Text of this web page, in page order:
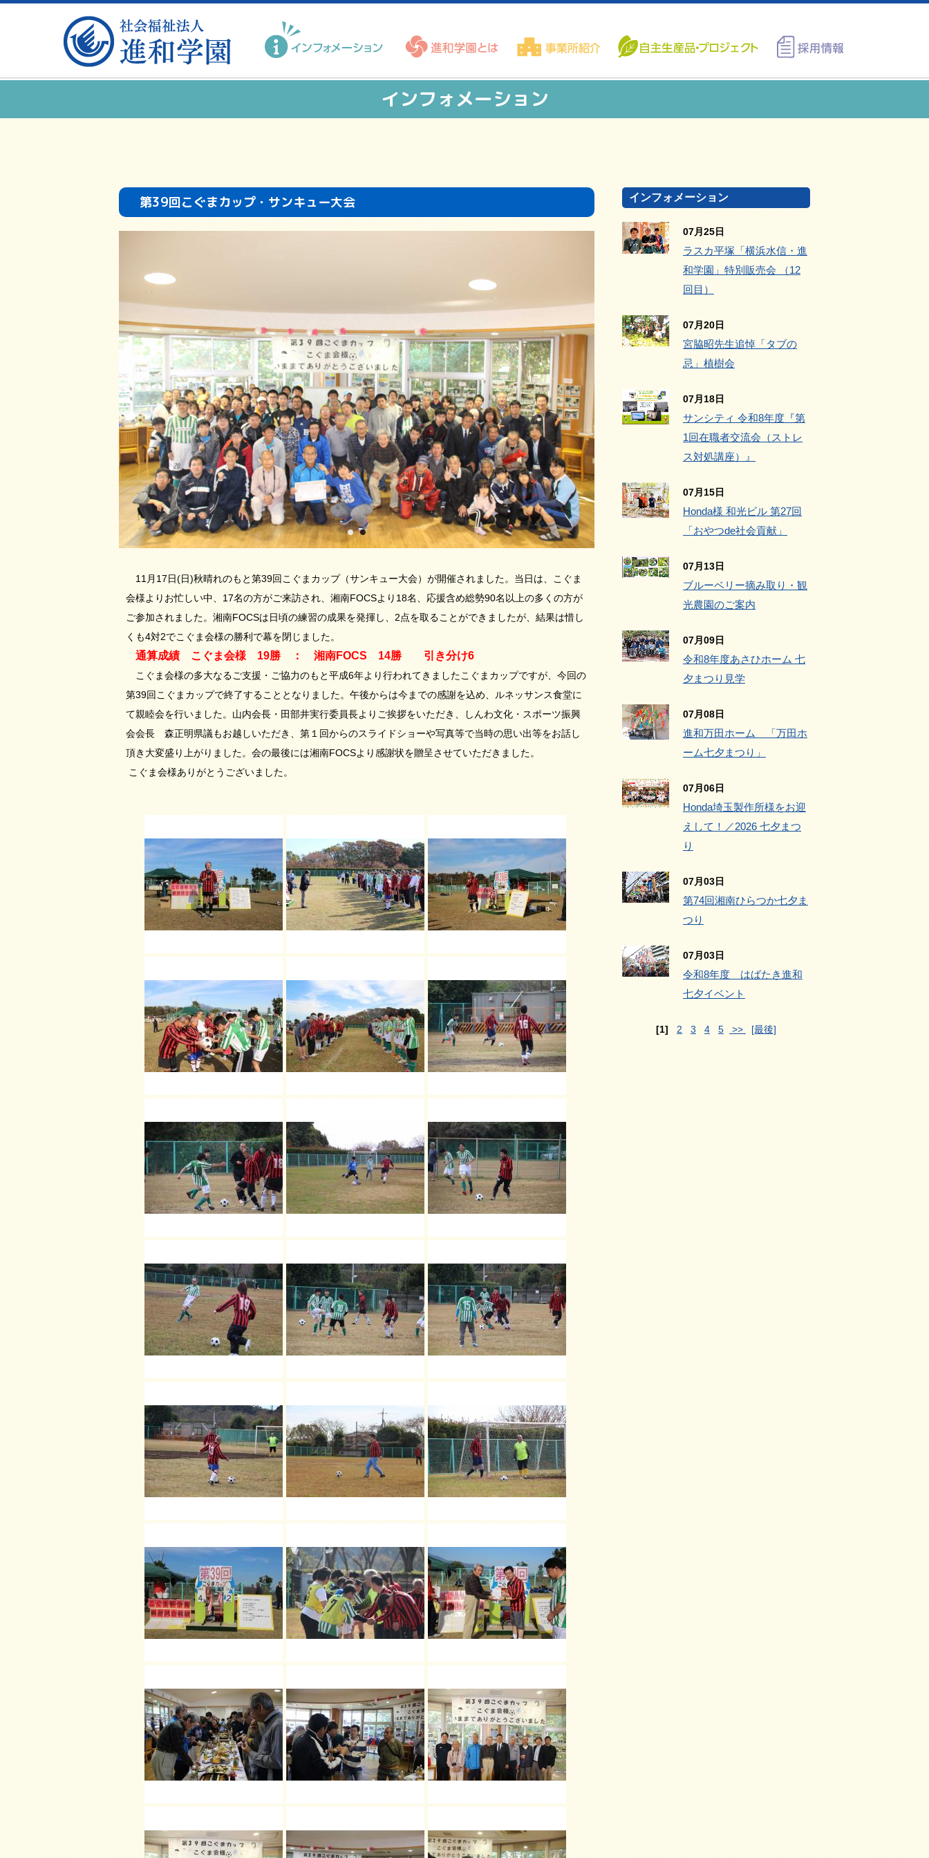
インフォメーション
第39回こぐまカップ・サンキュー大会
11月17日(日)秋晴れのもと第39回こぐまカップ（サンキュー大会）が開催されました。当日は、こぐま
会様よりお忙しい中、17名の方がご来訪され、湘南FOCSより18名、応援含め総勢90名以上の多くの方が
ご参加されました。湘南FOCSは日頃の練習の成果を発揮し、2点を取ることができましたが、結果は惜し
くも4対2でこぐま会様の勝利で幕を閉じました。
通算成績 こぐま会様 19勝 ： 湘南FOCS 14勝 引き分け6
こぐま会様の多大なるご支援・ご協力のもと平成6年より行われてきましたこぐまカップですが、今回の
第39回こぐまカップで終了することとなりました。午後からは今までの感謝を込め、ルネッサンス食堂に
て親睦会を行いました。山内会長・田部井実行委員長よりご挨拶をいただき、しんわ文化・スポーツ振興
会会長 森正明県議もお越しいただき、第１回からのスライドショーや写真等で当時の思い出等をお話し
頂き大変盛り上がりました。会の最後には湘南FOCSより感謝状を贈呈させていただきました。
こぐま会様ありがとうございました。
インフォメーション
07月25日
ラスカ平塚「横浜水信・進
和学園」特別販売会 （12
回目）
07月20日
宮脇昭先生追悼「タブの
忌」植樹会
07月18日
サンシティ 令和8年度『第
1回在職者交流会（ストレ
ス対処講座）』
07月15日
Honda様 和光ビル 第27回
「おやつde社会貢献」
07月13日
ブルーベリー摘み取り・観
光農園のご案内
07月09日
令和8年度あさひホーム 七
夕まつり見学
07月08日
進和万田ホーム 「万田ホ
ーム七夕まつり」
07月06日
Honda埼玉製作所様をお迎
えして！／2026 七夕まつ
り
07月03日
第74回湘南ひらつか七夕ま
つり
07月03日
令和8年度 はばたき進和
七夕イベント
[1] 2 3 4 5 >> [最後]